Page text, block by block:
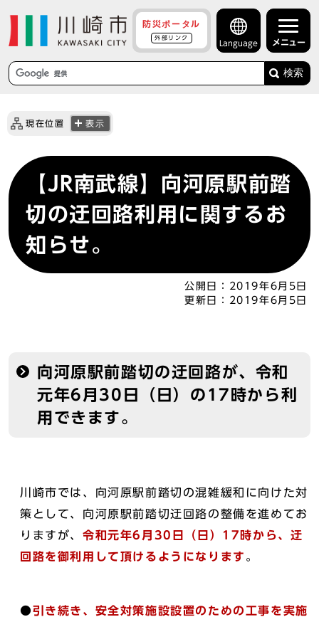
防災ポータル
外部リンク
Language メニュー
検索
現在位置 表示
【JR南武線】向河原駅前踏
切の迂回路利用に関するお
知らせ。
公開日：
2019年6月5日
更新日：
2019年6月5日
向河原駅前踏切の迂回路が、令和
元年6月30日（日）の17時から利
用できます。
川崎市では、向河原駅前踏切の混雑緩和に向けた対
策として、向河原駅前踏切迂回路の整備を進めてお
りますが、 令和元年6月30日（日）17時から、迂
回路を御利用して頂けるようになります 。
●引き続き、安全対策施設設置のための工事を実施